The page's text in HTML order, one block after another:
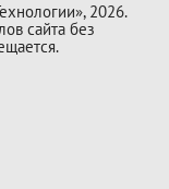
2026.
сайта без